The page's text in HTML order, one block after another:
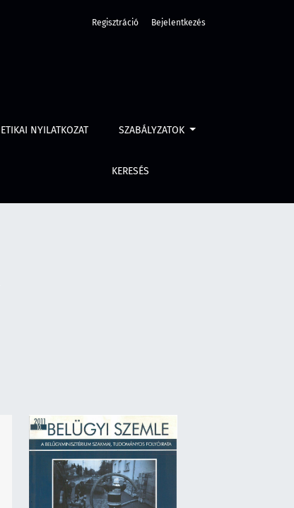
ETIKAI NYILATKOZAT SZABÁLYZATOK
KERESÉS
Regisztráció Bejelentkezés